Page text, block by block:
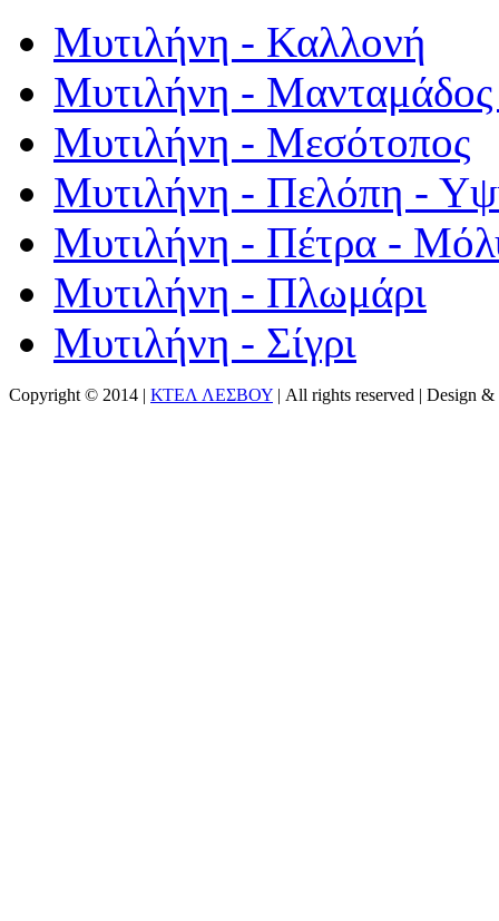
Μυτιλήνη - Καλλονή
Μυτιλήνη - Μανταμάδος
Μυτιλήνη - Μεσότοπος
Μυτιλήνη - Πελόπη -
Μυτιλήνη - Πέτρα -
Μυτιλήνη - Πλωμάρι
Μυτιλήνη - Σίγρι
Copyright © 2014 | ΚΤΕΛ ΛΕΣΒΟΥ | All rights reserved | Design &